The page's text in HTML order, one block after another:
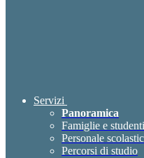
Servizi
Panoramica
Famiglie e studenti
Personale
Percorsi di studio